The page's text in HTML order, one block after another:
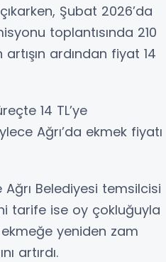
Şubat 2026’da
toplantısında 210
ardından fiyat 14
14 TL’ye
Ağrı’da ekmek fiyatı
Belediyesi temsilcisi
tarife ise oy çokluğuyla
yeniden zam
artırdı.